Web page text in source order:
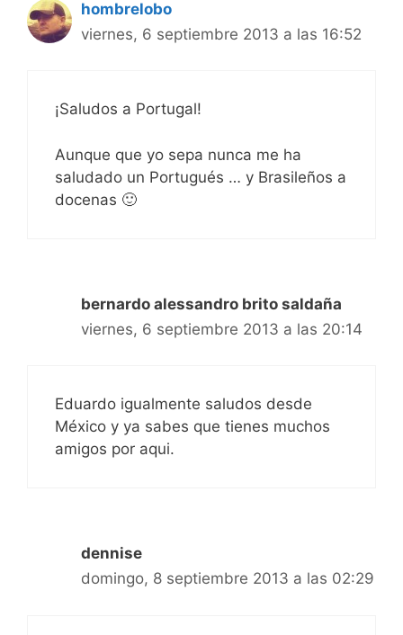
hombrelobo
viernes, 6 septiembre 2013 a las 16:52
¡Saludos a Portugal!
Aunque que yo sepa nunca me ha
saludado un Portugués … y Brasileños a
docenas 🙂
bernardo alessandro brito saldaña
viernes, 6 septiembre 2013 a las 20:14
Eduardo igualmente saludos desde
México y ya sabes que tienes muchos
amigos por aqui.
dennise
domingo, 8 septiembre 2013 a las 02:29